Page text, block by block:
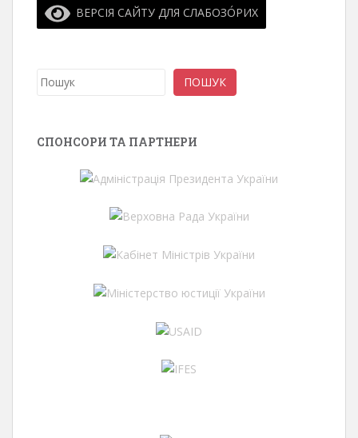
ВЕРСІЯ САЙТУ ДЛЯ СЛАБОЗО́РИХ
Пошук ПОШУК
СПОНСОРИ ТА ПАРТНЕРИ